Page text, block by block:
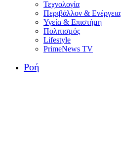
Τεχνολογία
Περιβάλλον & Ενέργεια
Υγεία & Επιστήμη
Πολιτισμός
Lifestyle
PrimeNews TV
Ροή